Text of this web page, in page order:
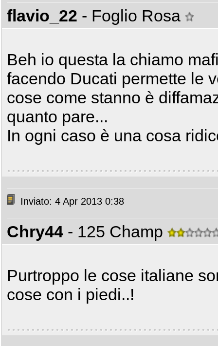
flavio_22 - Foglio Rosa
Beh io questa la chiamo
facendo Ducati permette le
cose come stanno è
quanto pare...
In ogni caso è una cosa
Inviato: 4 Apr 2013 0:38
Chry44 - 125 Champ
Purtroppo le cose italiane
cose con i piedi..!